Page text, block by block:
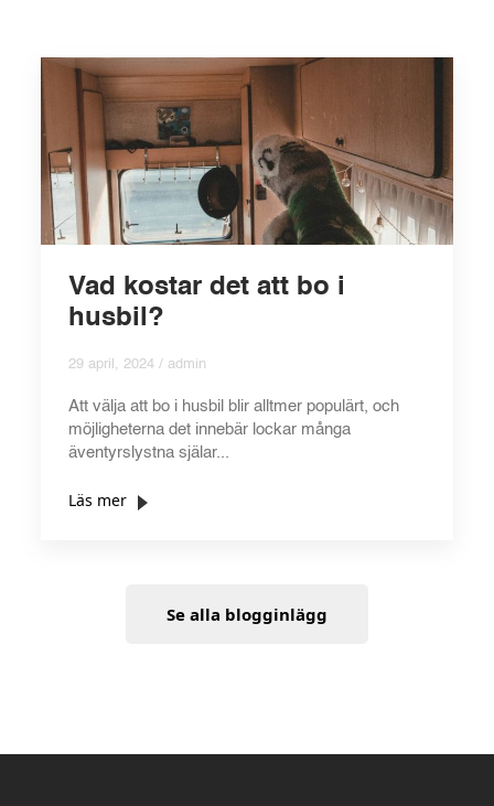
Vad kostar det att bo i
husbil?
29 april, 2024 / admin
Att välja att bo i husbil blir alltmer populärt, och
möjligheterna det innebär lockar många
äventyrslystna själar...
Läs mer
Se alla blogginlägg